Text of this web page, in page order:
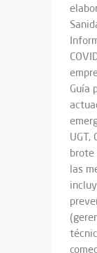
Guía
UGT,
brote
las